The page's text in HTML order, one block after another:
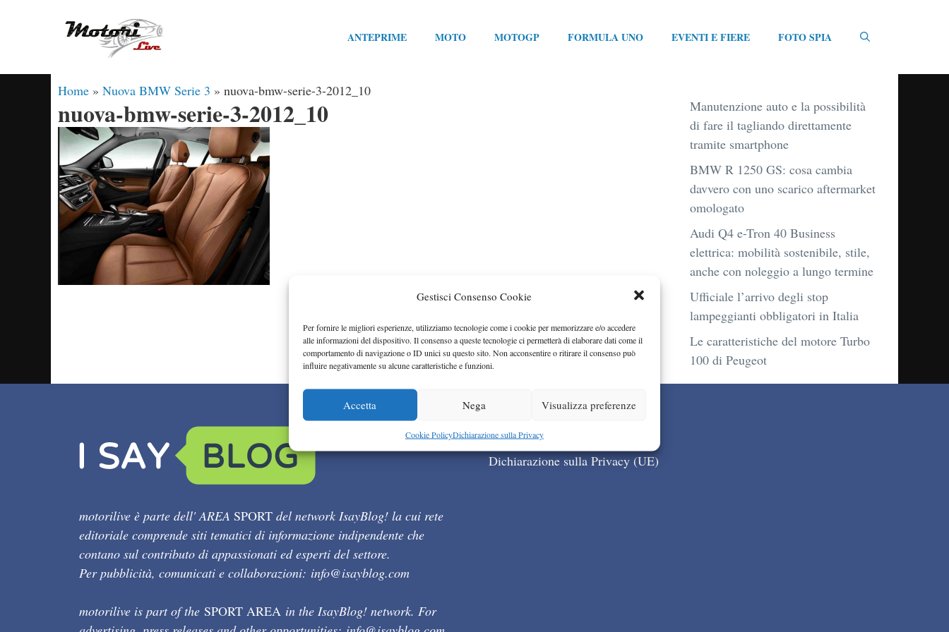
Gestisci Consenso Cookie
Per fornire le migliori esperienze, utilizziamo tecnologie come i cookie per memorizzare e/o accedere
alle informazioni del dispositivo. Il consenso a queste tecnologie ci permetterà di elaborare dati come il
comportamento di navigazione o ID unici su questo sito. Non acconsentire o ritirare il consenso può
influire negativamente su alcune caratteristiche e funzioni.
Accetta Nega Visualizza preferenze
Cookie PolicyDichiarazione sulla Privacy
ANTEPRIME MOTO MOTOGP FORMULA UNO EVENTI E FIERE FOTO SPIA
Home » Nuova BMW Serie 3 » nuova-bmw-serie-3-2012_10
nuova-bmw-serie-3-2012_10
Manutenzione auto e la possibilità
di fare il tagliando direttamente
tramite smartphone
BMW R 1250 GS: cosa cambia
davvero con uno scarico aftermarket
omologato
Audi Q4 e-Tron 40 Business
elettrica: mobilità sostenibile, stile,
anche con noleggio a lungo termine
Ufficiale l’arrivo degli stop
lampeggianti obbligatori in Italia
Le caratteristiche del motore Turbo
100 di Peugeot
motorilive è parte dell' AREA SPORT del network IsayBlog! la cui rete
editoriale comprende siti tematici di informazione indipendente che
contano sul contributo di appassionati ed esperti del settore.
Per pubblicità, comunicati e collaborazioni: info@isayblog.com
motorilive is part of the SPORT AREA in the IsayBlog! network. For
Cookie Policy (UE)
Dichiarazione sulla Privacy (UE)